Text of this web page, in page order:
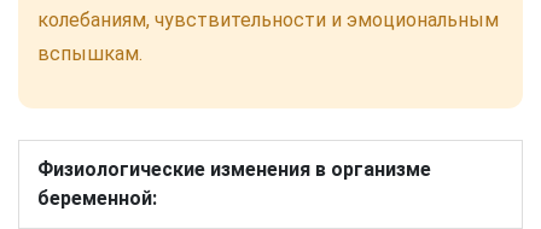
колебаниям, чувствительности и эмоциональным
вспышкам.
Физиологические изменения в организме
беременной: